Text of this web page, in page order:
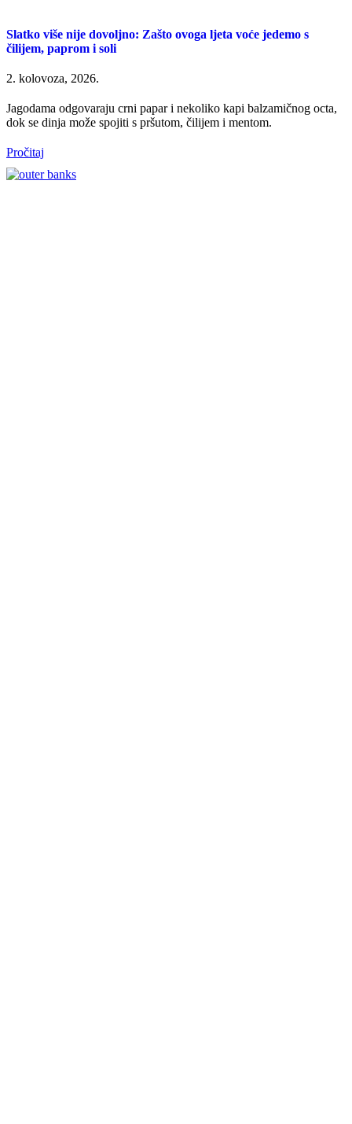
Slatko više nije dovoljno: Zašto ovoga ljeta voće jedemo s
čilijem, paprom i soli
2. kolovoza, 2026.
Jagodama odgovaraju crni papar i nekoliko kapi balzamičnog octa,
dok se dinja može spojiti s pršutom, čilijem i mentom.
Pročitaj